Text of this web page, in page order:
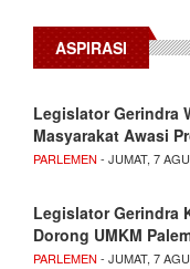
ASPIRASI
Legislator Gerindra
Masyarakat Awasi
PARLEMEN - JUMAT, 7
Legislator Gerindra
Dorong UMKM
PARLEMEN - JUMAT, 7